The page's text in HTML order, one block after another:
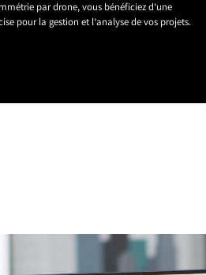
par drone, vous bénéficiez d’une
pour la gestion et l’analyse de vos projets.